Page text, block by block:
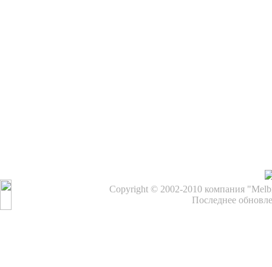
Copyright © 2002-2010 компания
Последнее